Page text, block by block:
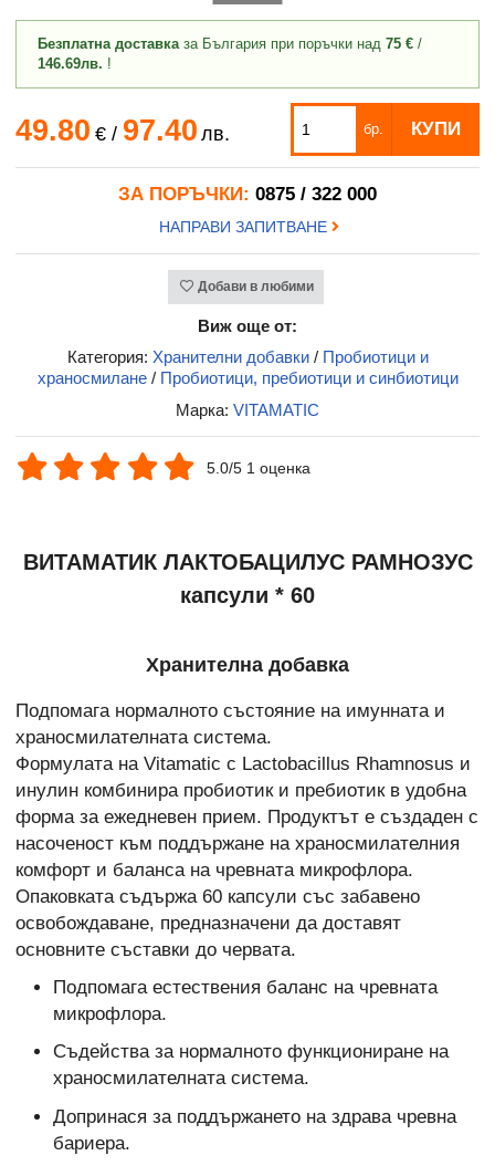
Безплатна доставказа България при поръчки над 75 € /
146.69лв. !
49.80 €/ 97.40 лв. бр. КУПИ
ЗА ПОРЪЧКИ: 0875 / 322 000
НАПРАВИ ЗАПИТВАНЕ
Добави в любими
Виж още от:
Категория: Хранителни добавки/ Пробиотици и
храносмилане/ Пробиотици, пребиотици и синбиотици
Марка: VITAMATIC
5.0/5 1 оценка
ВИТАМАТИК ЛАКТОБАЦИЛУС РАМНОЗУС
капсули * 60
Хранителна добавка
Подпомага нормалното състояние на имунната и
храносмилателната система.
Формулата на Vitamatic с Lactobacillus Rhamnosus и
инулин комбинира пробиотик и пребиотик в удобна
форма за ежедневен прием. Продуктът е създаден с
насоченост към поддържане на храносмилателния
комфорт и баланса на чревната микрофлора.
Опаковката съдържа 60 капсули със забавено
освобождаване, предназначени да доставят
основните съставки до червата.
Подпомага естествения баланс на чревната
микрофлора.
Съдейства за нормалното функциониране на
храносмилателната система.
Допринася за поддържането на здрава чревна
бариера.